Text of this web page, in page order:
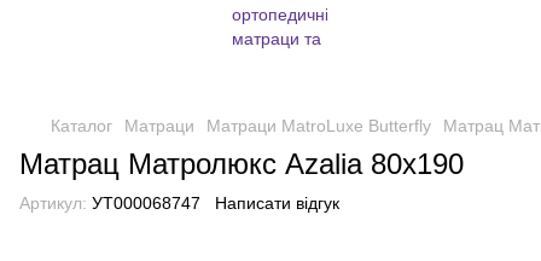
Каталог Матраци Матраци MatroLuxe Butterfly Матрац
Матрац Матролюкс Azalia 80х190
Артикул: УТ000068747 Написати відгук